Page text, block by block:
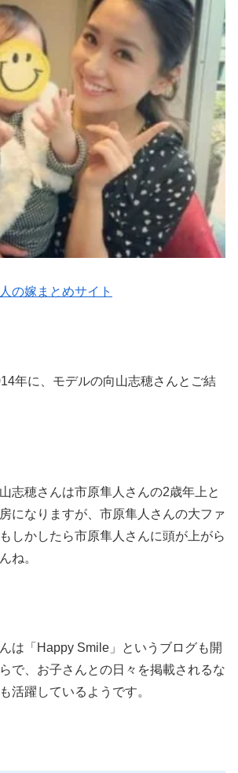
の嫁まとめサイト
年に、モデルの向山志穂さんとご結
志穂さんは市原隼人さんの2歳年上と
になりますが、市原隼人さんの大ファ
もしかしたら市原隼人さんに頭が上がら
ね。
は「Happy Smile」という ブログも開
で、お子さんとの日々を掲載されるな
活躍しているようです。